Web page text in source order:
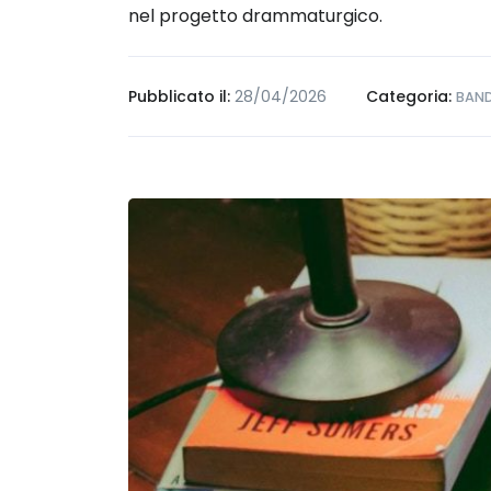
nel progetto drammaturgico.
Pubblicato il: 28/04/2026 Categoria: